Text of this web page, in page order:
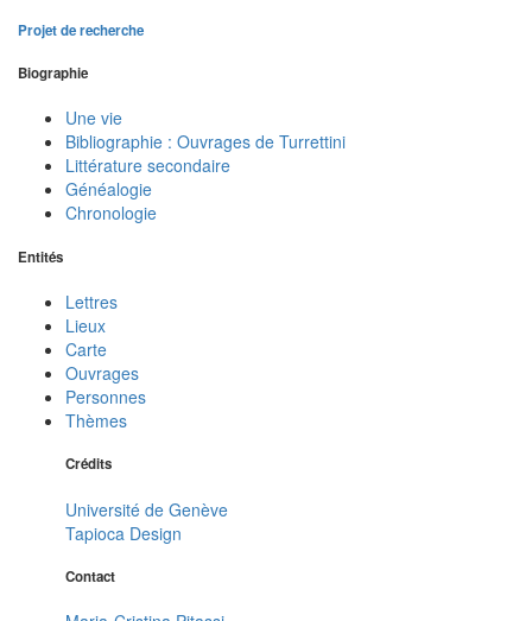
Projet de recherche
Biographie
Une vie
Bibliographie : Ouvrages de Turrettini
Littérature secondaire
Généalogie
Chronologie
Entités
Lettres
Lieux
Carte
Ouvrages
Personnes
Thèmes
Crédits
Université de Genève
Tapioca Design
Contact